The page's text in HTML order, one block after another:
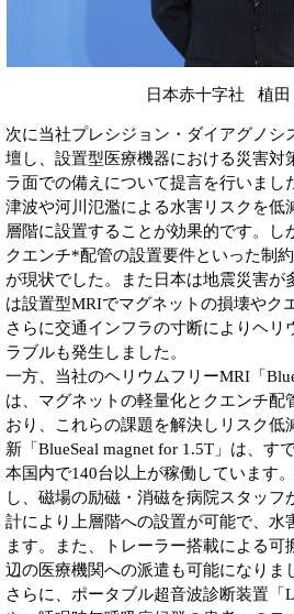
日本赤十字社 植田
次に当社プレシジョン・ダイアグノシ
壇し、設置型医療機器における災害対
ラ面での備えについて提言を行いまし
津波や河川氾濫による水害リスクを低
層階に設置することが効果的です。し
クエンチ*配管の設置要件といった制
が現状でした。また日本は地震災害が
は設置型MRIでマグネットの損壊やク
さらに交通インフラの寸断によりヘリ
ラブルも発生しました。
一方、当社のヘリウムフリーMRI「
は、マグネットの軽量化とクエンチ配
おり、これらの課題を解決しリスク低
新「BlueSeal magnet for 1.5T」は、す
本国内で140台以上が稼働しています
し、磁場の励磁・消磁を病院スタッフ
計により上層階への設置が可能で、水
ます。また、トレーラー搭載による可
辺の医療機関への派遣も可能になりま
さらに、ポータブル超音波診断装置「